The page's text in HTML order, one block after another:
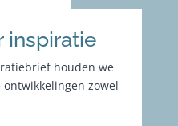
inspiratie
houden we
zowel